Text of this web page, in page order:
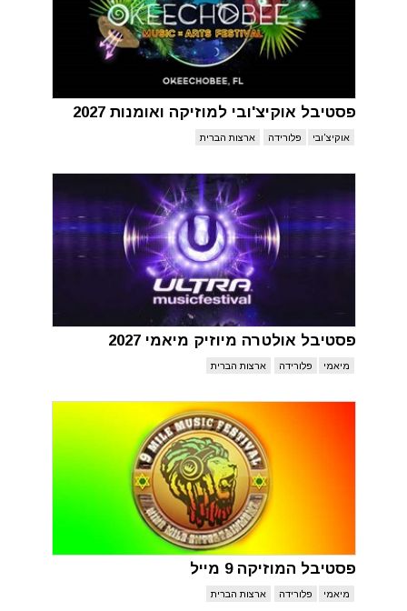
פסטיבל אוקיצ'ובי למוזיקה ואומנות 2027
אוקיצ'ובי פלורידה ארצות הברית
פסטיבל אולטרה מיוזיק מיאמי 2027
מיאמי פלורידה ארצות הברית
פסטיבל המוזיקה 9 מייל
מיאמי פלורידה ארצות הברית